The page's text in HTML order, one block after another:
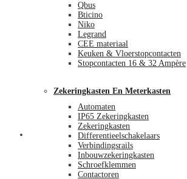
Qbus
Bticino
Niko
Legrand
CEE materiaal
Keuken & Vloerstopcontacten
Stopcontacten 16 & 32 Ampère
Zekeringkasten En Meterkasten
Automaten
IP65 Zekeringkasten
Zekeringkasten
Differentieelschakelaars
Verbindingsrails
Inbouwzekeringkasten
Schroefklemmen
Contactoren